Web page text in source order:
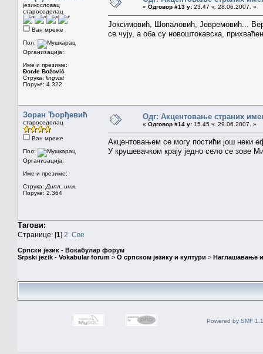
језикословац
староседелац
Ван мреже
Пол:
Организација:
Име и презиме:
Đorđe Božović
Струка: lingvist
Поруке: 4.322
« Одговор #13 у: 23.47 ч. 28.06.2007. »
Јоксимовић, Шопаловић, Јевремовић...
се чују, а оба су новоштокавска,
Зоран Ђорђевић
староседелац
Ван мреже
Пол:
Организација:
Име и презиме:
Струка: Дипл. инж.
Поруке: 2.364
Одг: Акцентовање страних
« Одговор #14 у: 15.45 ч. 29.06.2007. »
Акцентовањем се могу постићи још неки
У крушевачком крају једно село се зове
Тагови:
Странице: [1] 2 Све
Српски језик - Вокабулар форум
Srpski jezik - Vokabular forum > О српском језику и култури > Наглашавање
Powered by SMF